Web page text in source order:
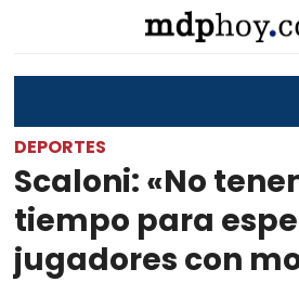
DEPORTES
Scaloni: «No
tiempo para
jugadores con